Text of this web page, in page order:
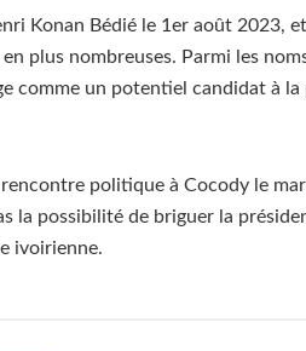
Konan Bédié le 1er août 2023,
plus nombreuses. Parmi les
comme un potentiel candidat à la
politique à Cocody le
la possibilité de briguer la
ivoirienne.